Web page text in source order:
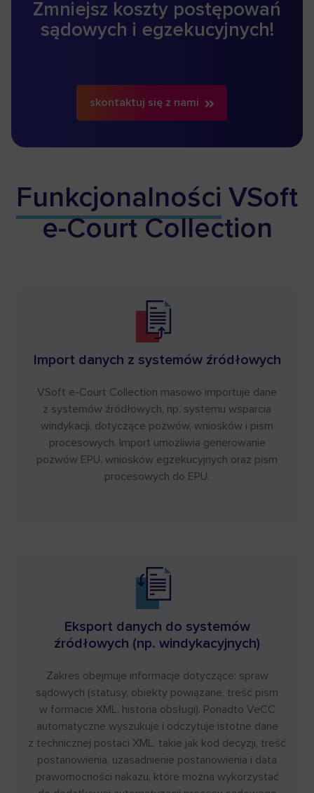
Zmniejsz koszty postępowań
sądowych i egzekucyjnych!
skontaktuj się z nami
Funkcjonalności VSoft
e-Court Collection
Import danych z systemów źródłowych
VSoft e-Court Collection masowo importuje dane
z systemów źródłowych, np. systemu wsparcia
windykacji, dotyczące pozwów, wniosków i pism
procesowych. Import umożliwia generowanie
pozwów EPU, wniosków egzekucyjnych oraz pism
procesowych do EPU.
Eksport danych do systemów
źródłowych (np. windykacyjnych)
Zakres obejmuje informacje dotyczące: spraw
sądowych (statusy, obiekty powiązane, treść pism
w formacie XML, historia obsługi). Ponadto VeCC
automatyczne wyszukuje i odczytuje istotne dane
z technicznej postaci XML, takie jak kod decyzji, treść
postanowienia, uzasadnienie postanowienia i data
prawomocności nakazu, które można wykorzystać